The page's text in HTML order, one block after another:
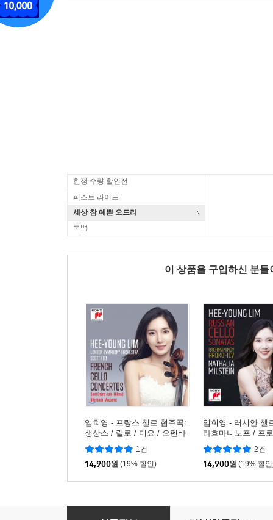
한정 수량 할인전
퍼스트 라이드
세상 참 예쁜 오드리
룩백
이 상품을 구입하신 분
임희영 - 프랑스 첼로 협주곡:
생상스 / 랄로 / 미요 / 오펜바
흐 / 마스네 (French Cello Co
ncertos)
1건
14,900원 (19% 할인)
임희영 - 러시안 첼
라흐마니노프 / 프
(Russian Cello
2건
14,900원 (19% 할
임희영 - 첼로로 연주하는 크로스오버 작품집